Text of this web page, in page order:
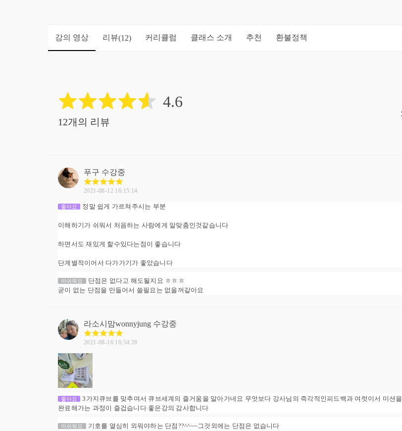
강의 영상 리뷰(12) 커리큘럼 클래스 소개 추천 환불정책
4.6
12개의 리뷰
푸구 수강중
2021-08-12 16:15:14
좋아요 정말 쉽게 가르쳐주시는 부분
이해하기가 쉬워서 처음하는 사람에게 알맞춤인것같습니다
하면서도 재밌게 할수있다는점이 좋습니다
단계별적이어서 다가가기가 좋았습니다
아쉬워요
단점은 없다고 해도될지요 ㅎㅎㅎ
굳이 없는 단점을 만들어서 쓸필요는 없을꺼같아요
라소시맘wonnyjung 수강중
2021-08-16 16:54:28
좋아요
3가지큐브를 맞추며서 큐브세계의 즐거움을 알아가네요 무엇보다 강사님의 즉각적인피드백과 여럿이서 미션을
완료해가는 과정이 즐겁습니다 좋은강의 감사합니다
아쉬워요 기호를 열심히 외워야하는 단점??^^~~그것외에는 단점은 없습니다